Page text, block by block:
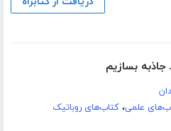
بسازیم
علمی،کتاب‌های روباتیک